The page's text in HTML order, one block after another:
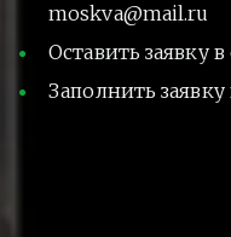
moskva@mail.ru
Оставить заявку
Заполнить